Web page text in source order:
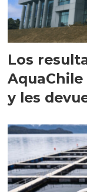
Los
y les